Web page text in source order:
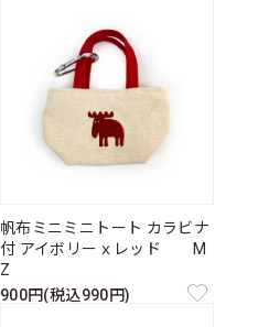
帆布ミニミニトート カラビナ
付 アイボリーｘレッド M
Z
900円(税込990円)